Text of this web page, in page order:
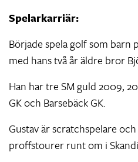
Spelarkarriär:
Började spela golf som barn
med hans två år äldre bror
Han har tre SM guld 2009,
GK och Barsebäck GK.
Gustav är scratchspelare
proffstourer runt om i